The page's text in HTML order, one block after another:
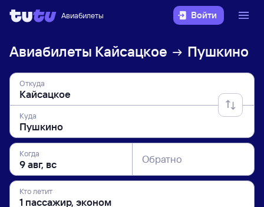
Авиабилеты Войти
Авиабилеты Кайсацкое Пушкино
Откуда
Куда
Когда Обратно
Кто летит